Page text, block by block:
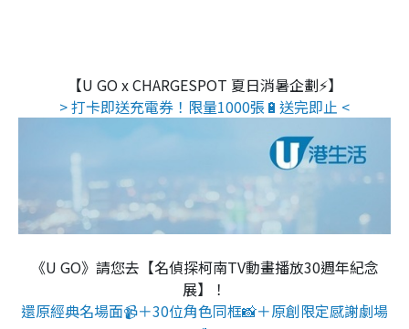
【U GO x CHARGESPOT 夏日消暑企劃⚡】
> 打卡即送充電券！限量1000張🔋送完即止 <
《U GO》請您去【名偵探柯南TV動畫播放30週年紀念
展】！
還原經典名場面📹＋30位角色同框📸＋原創限定感謝劇場